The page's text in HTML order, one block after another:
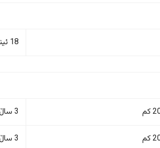
18 ئینج
3 ساڵ/100,000 کم
3 ساڵ/100,000 کم